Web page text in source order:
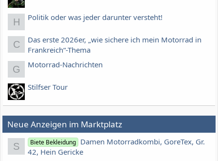
H Politik oder was jeder darunter versteht!
C
Das erste 2026er, „wie sichere ich mein Motorrad in
Frankreich“-Thema
G Motorrad-Nachrichten
Stilfser Tour
Neue Anzeigen im Marktplatz
S Biete Bekleidung Damen Motorradkombi, GoreTex, Gr.
42, Hein Gericke